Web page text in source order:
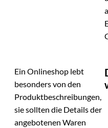
Ein Onlineshop lebt
besonders von den
Produktbeschreibungen,
sie sollten die Details der
angebotenen Waren